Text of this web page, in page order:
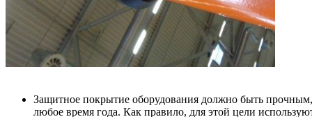
Защитное покрытие оборудования должно быть
любое время года. Как правило, для этой цели